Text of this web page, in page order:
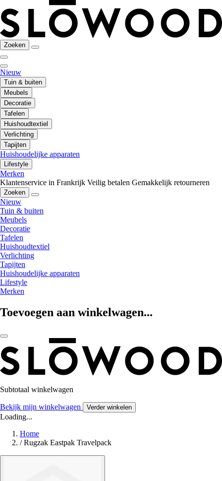
Zoeken
Nieuw
Tuin & buiten
Meubels
Decoratie
Tafelen
Huishoudtextiel
Verlichting
Tapijten
Huishoudelijke apparaten
Lifestyle
Merken
Klantenservice in Frankrijk Veilig betalen Gemakkelijk retourneren
Zoeken
Nieuw
Tuin & buiten
Meubels
Decoratie
Tafelen
Huishoudtextiel
Verlichting
Tapijten
Huishoudelijke apparaten
Lifestyle
Merken
Toevoegen aan winkelwagen...
Subtotaal winkelwagen
Bekijk mijn winkelwagen Verder winkelen
Loading...
Home
/ Rugzak Eastpak Travelpack